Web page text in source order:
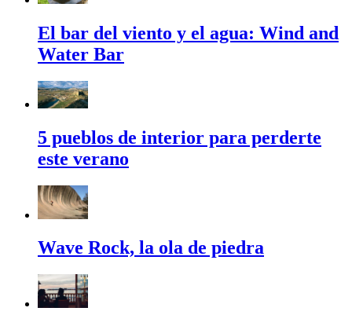
El bar del viento y el agua: Wind and
Water Bar
5 pueblos de interior para perderte
este verano
Wave Rock, la ola de piedra